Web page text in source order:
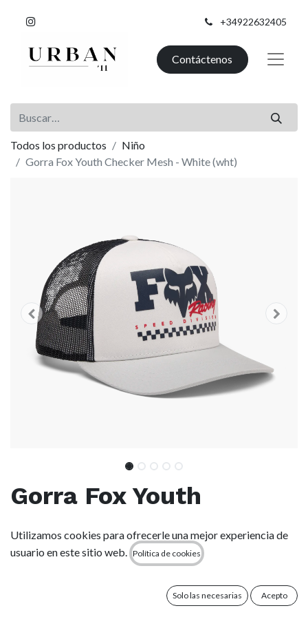
+34922632405
Contáctenos
Todos los productos
Niño
Gorra Fox Youth Checker Mesh - White (wht)
Gorra Fox Youth
Checker Mesh - White
(wht)
La gorra perfecta para completar tu look diario
Utilizamos cookies para ofrecerle una mejor experiencia de
usuario en este sitio web.
Política de cookies
Solo las necesarias Acepto